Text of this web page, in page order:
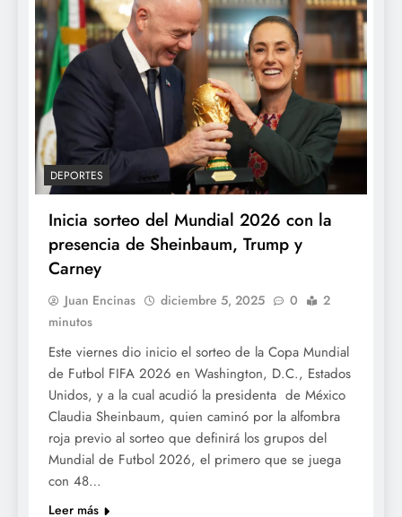
DEPORTES
Inicia sorteo del Mundial 2026 con la
presencia de Sheinbaum, Trump y
Carney
Juan Encinas diciembre 5, 2025 0
2
minutos
Este viernes dio inicio el sorteo de la Copa Mundial
de Futbol FIFA 2026 en Washington, D.C., Estados
Unidos, y a la cual acudió la presidenta de México
Claudia Sheinbaum, quien caminó por la alfombra
roja previo al sorteo que definirá los grupos del
Mundial de Futbol 2026, el primero que se juega
con 48…
Leer más